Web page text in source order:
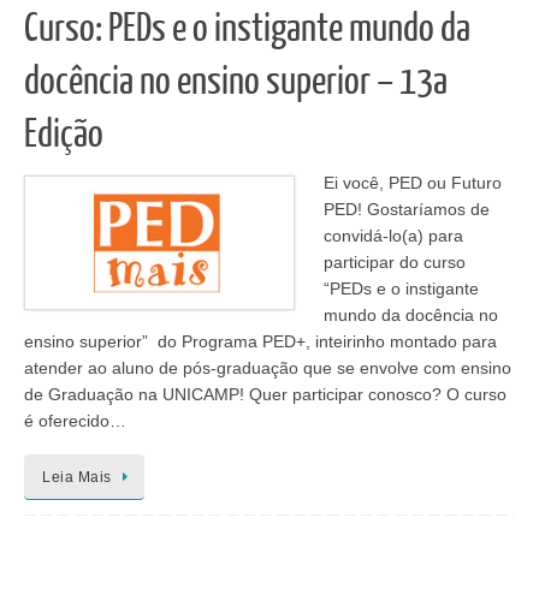
Curso: PEDs e o instigante mundo da
docência no ensino superior – 13a
Edição
Ei você, PED ou Futuro
PED! Gostaríamos de
convidá-lo(a) para
participar do curso
“PEDs e o instigante
mundo da docência no
ensino superior” do Programa PED+, inteirinho montado para
atender ao aluno de pós-graduação que se envolve com ensino
de Graduação na UNICAMP! Quer participar conosco? O curso
é oferecido…
Leia Mais